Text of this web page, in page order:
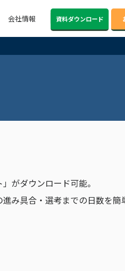
会社情報 資料ダウンロード
がダウンロード可能。
み具合・選考までの日数を簡